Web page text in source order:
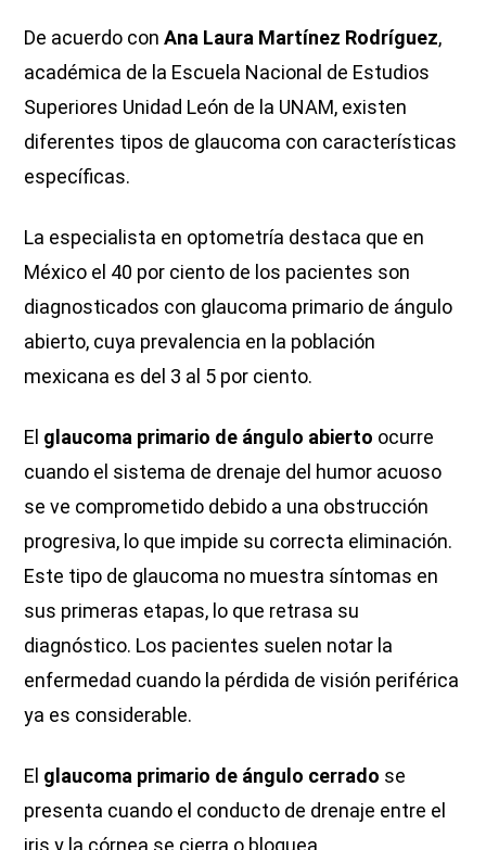
De acuerdo conAna Laura Martínez Rodríguez,
académica de la Escuela Nacional de Estudios
Superiores Unidad León de la UNAM, existen
diferentes tipos de glaucoma con características
específicas.
La especialista en optometría destaca que en
México el 40 por ciento de los pacientes son
diagnosticados con glaucoma primario de ángulo
abierto, cuya prevalencia en la población
mexicana es del 3 al 5 por ciento.
El glaucoma primario de ángulo abierto ocurre
cuando el sistema de drenaje del humor acuoso
se ve comprometido debido a una obstrucción
progresiva, lo que impide su correcta eliminación.
Este tipo de glaucoma no muestra síntomas en
sus primeras etapas, lo que retrasa su
diagnóstico. Los pacientes suelen notar la
enfermedad cuando la pérdida de visión periférica
ya es considerable.
El glaucoma primario de ángulo cerrado se
presenta cuando el conducto de drenaje entre el
iris y la córnea se cierra o bloquea